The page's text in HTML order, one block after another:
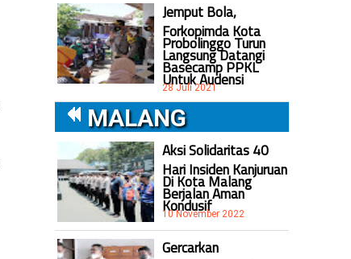
Jemput Bola,
Forkopimda Kota
Probolinggo Turun
Langsung Datangi
Basecamp PPKL
Untuk Audensi
28 Juli 2021
MALANG
Aksi Solidaritas 40
Hari Insiden Kanjuruan
Di Kota Malang
Berjalan Aman
Kondusif
10 November 2022
Gercarkan